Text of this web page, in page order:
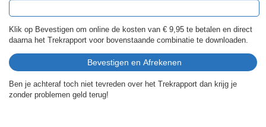
Klik op Bevestigen om online de kosten van € 9,95 te betalen en direct
daarna het Trekrapport voor bovenstaande combinatie te downloaden.
Ben je achteraf toch niet tevreden over het Trekrapport dan krijg je
zonder problemen geld terug!